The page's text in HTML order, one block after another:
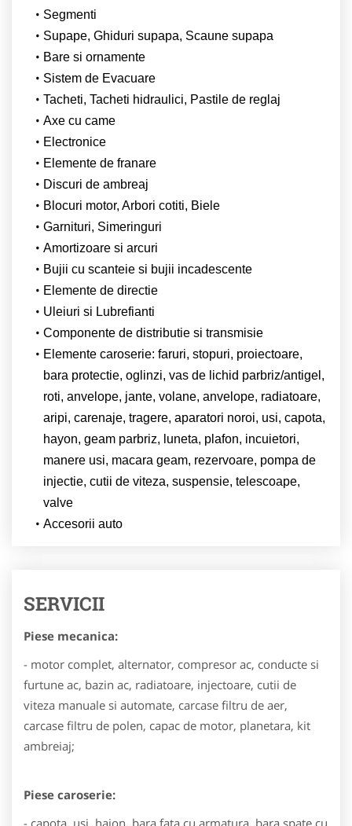
Segmenti
Supape, Ghiduri supapa, Scaune supapa
Bare si ornamente
Sistem de Evacuare
Tacheti, Tacheti hidraulici, Pastile de reglaj
Axe cu came
Electronice
Elemente de franare
Discuri de ambreaj
Blocuri motor, Arbori cotiti, Biele
Garnituri, Simeringuri
Amortizoare si arcuri
Bujii cu scanteie si bujii incadescente
Elemente de directie
Uleiuri si Lubrefianti
Componente de distributie si transmisie
Elemente caroserie: faruri, stopuri, proiectoare,
bara protectie, oglinzi, vas de lichid parbriz/antigel,
roti, anvelope, jante, volane, anvelope, radiatoare,
aripi, carenaje, tragere, aparatori noroi, usi, capota,
hayon, geam parbriz, luneta, plafon, incuietori,
manere usi, macara geam, rezervoare, pompa de
injectie, cutii de viteza, suspensie, telescoape,
valve
Accesorii auto
SERVICII
Piese mecanica:
- motor complet, alternator, compresor ac, conducte si
furtune ac, bazin ac, radiatoare, injectoare, cutii de
viteza manuale si automate, carcase filtru de aer,
carcase filtru de polen, capac de motor, planetara, kit
ambreiaj;
Piese caroserie: